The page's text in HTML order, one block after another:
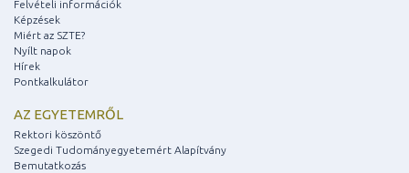
Felvételi információk
Képzések
Miért az SZTE?
Nyílt napok
Hírek
Pontkalkulátor
AZ EGYETEMRŐL
Rektori köszöntő
Szegedi Tudományegyetemért Alapítvány
Bemutatkozás